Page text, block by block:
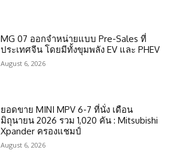
MG 07 ออกจำหน่ายแบบ Pre-Sales ที่
ประเทศจีน โดยมีทั้งขุมพลัง EV และ PHEV
August 6, 2026
ยอดขาย MINI MPV 6-7 ที่นั่ง เดือน
มิถุนายน 2026 รวม 1,020 คัน : Mitsubishi
Xpander ครองแชมป์
August 6, 2026